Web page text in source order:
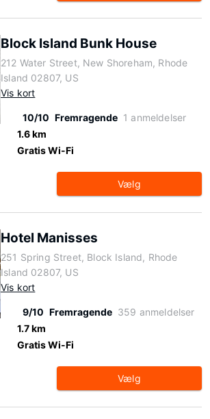
Block Island Bunk House
212 Water Street, New Shoreham, Rhode
Island 02807, US
Vis kort
10/10 Fremragende 1 anmeldelser
1.6 km
Gratis Wi-Fi
Vælg
Hotel Manisses
251 Spring Street, Block Island, Rhode
Island 02807, US
Vis kort
9/10 Fremragende 359 anmeldelser
1.7 km
Gratis Wi-Fi
Vælg